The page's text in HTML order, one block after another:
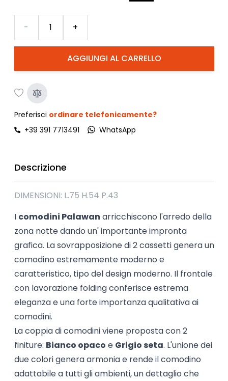
AGGIUNGI AL CARRELLO
- +
Preferisci ordinare telefonicamente?
+39 391 7713491
WhatsApp
Descrizione
DIMENSIONI: L.75 H.54 P.43
I comodini Palawan arricchiscono l'arredo della
zona notte dando un' importante impronta
grafica. La sovrapposizione di 2 cassetti genera un
comodino estremamente moderno e
caratteristico, tipo del design moderno. Il frontale
con lavorazione folding conferisce estrema
eleganza e una forte importanza qualitativa ai
comodini.
La coppia di comodini viene proposta con 2
finiture: Bianco opaco e Grigio seta. L'unione dei
due colori genera armonia e rende il comodino
adattabile a tutti gli ambienti, un dettaglio che